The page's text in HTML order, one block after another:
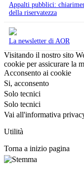
Appalti pubblici:
della riservatezza
La newsletter di AOR
Visitando il nostro sito
cookie per assicurare la
Acconsento ai cookie
Si, acconsento
Solo tecnici
Solo tecnici
Vai all'informativa
Utilità
Torna a inizio pagina